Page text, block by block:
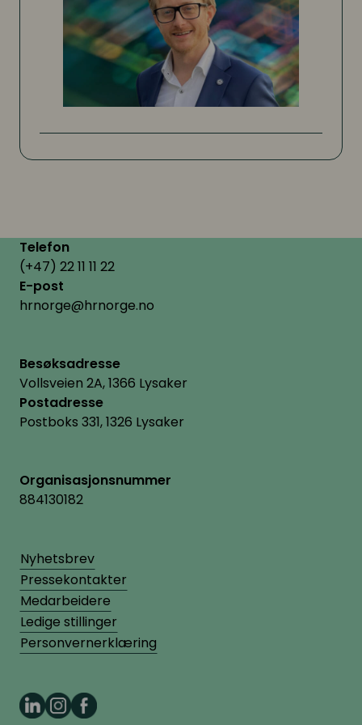
Telefon
(+47) 22 11 11 22
E-post
hrnorge@hrnorge.no
Besøksadresse
Vollsveien 2A, 1366 Lysaker
Postadresse
Postboks 331, 1326 Lysaker
Organisasjonsnummer
884130182
Nyhetsbrev
Pressekontakter
Medarbeidere
Ledige stillinger
Personvernerklæring